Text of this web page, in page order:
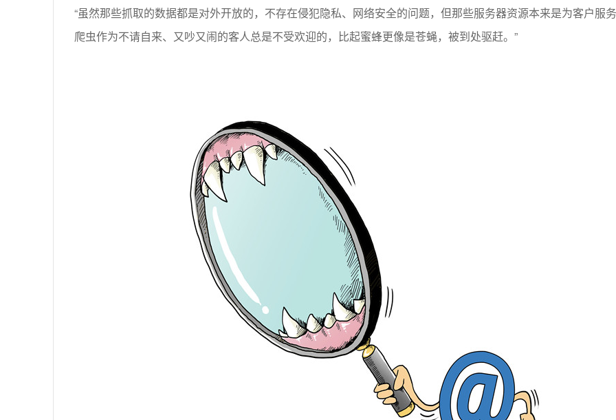
“虽然那些抓取的数据都是对外开放的，不存在侵犯隐私、网络安全的问题，但那些服务器资源本来是为客户服务
爬虫作为不请自来、又吵又闹的客人总是不受欢迎的，比起蜜蜂更像是苍蝇，被到处驱赶。”